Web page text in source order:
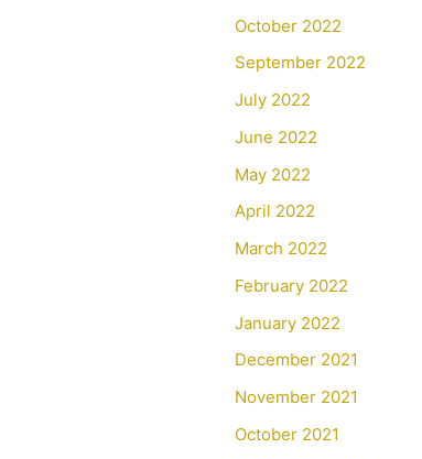
October 2022
September 2022
July 2022
June 2022
May 2022
April 2022
March 2022
February 2022
January 2022
December 2021
November 2021
October 2021